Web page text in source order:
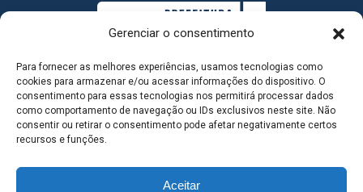
Gerenciar o consentimento
Para fornecer as melhores experiências, usamos tecnologias como
cookies para armazenar e/ou acessar informações do dispositivo. O
consentimento para essas tecnologias nos permitirá processar dados
como comportamento de navegação ou IDs exclusivos neste site. Não
consentir ou retirar o consentimento pode afetar negativamente certos
recursos e funções.
Aceitar
MAPA DO SITE